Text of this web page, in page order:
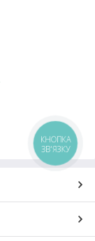
КНОПКА
ЗВ'ЯЗКУ